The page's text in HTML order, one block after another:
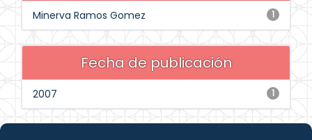
1
Minerva Ramos Gomez
Fecha de publicación
1
2007